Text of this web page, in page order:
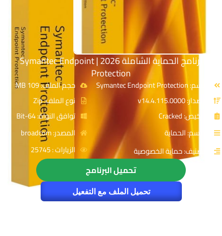
برنامج الحماية الشاملة 2026 | Symantec Endpoint
Protection
الاسم: Symantec Endpoint Protection
الإصدار: v14.4.115.0000
الترخيص: Cracked
القسم: الحماية
التصنيف: حماية الخصوصية
حجم الملف: 109 MB
نوع الملف: Zip
توافق النواة: 64-Bit
المصدر: broadcom
الزيارات : 25745
تحميل البرنامج
تحميل الملف مع التفعيل